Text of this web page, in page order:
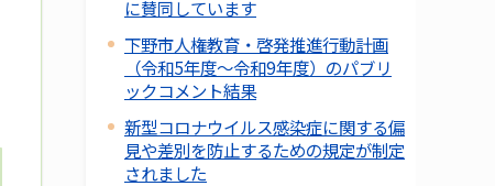
に賛同しています
下野市人権教育・啓発推進行動計画
（令和5年度～令和9年度）のパブリ
ックコメント結果
新型コロナウイルス感染症に関する偏
見や差別を防止するための規定が制定
されました